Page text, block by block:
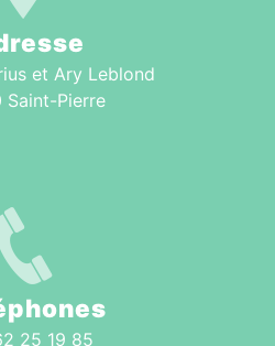
et Ary Leblond
Saint-Pierre
25 19 85